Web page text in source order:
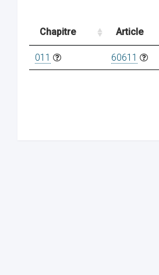
Chapitre Article
011 60611